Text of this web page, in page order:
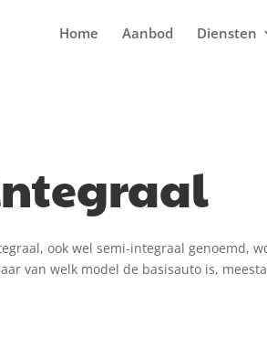
Home Aanbod Diensten
ook wel semi-integraal genoemd,
van welk model de basisauto is,